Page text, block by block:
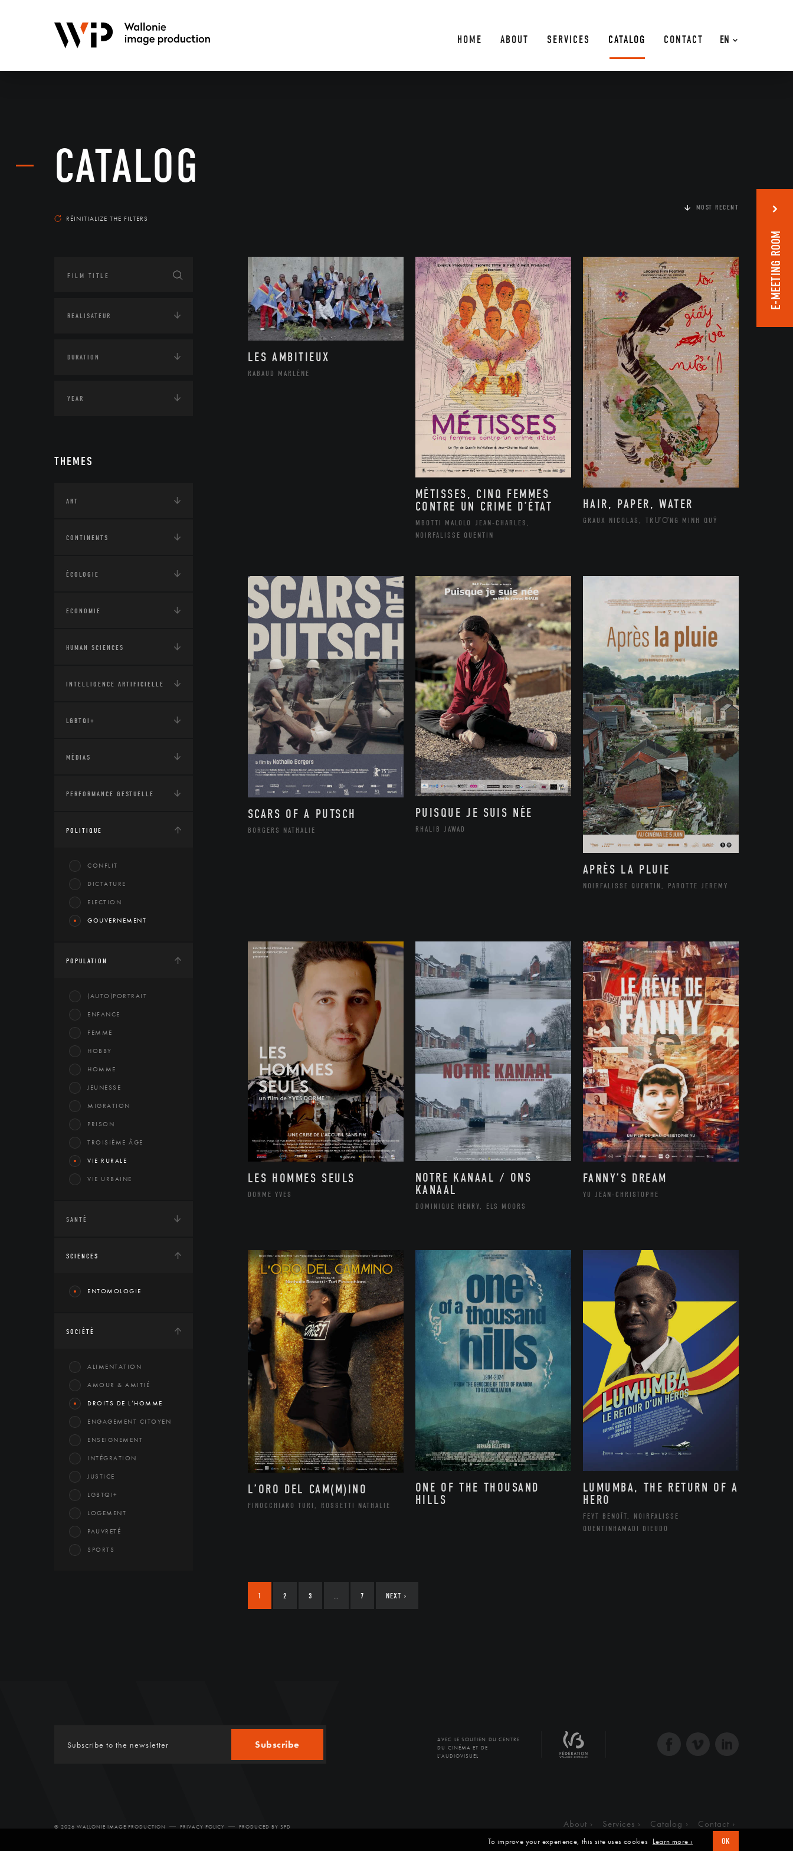
EN
HOME ABOUT SERVICES CATALOG CONTACT
CATALOG
RÉINITIALIZE THE FILTERS
THEMES
ART
CONTINENTS
ÉCOLOGIE
ECONOMIE
HUMAN SCIENCES
INTELLIGENCE ARTIFICIELLE
LGBTQI+
MÉDIAS
PERFORMANCE GESTUELLE
POLITIQUE
CONFLIT
DICTATURE
ELECTION
GOUVERNEMENT
POPULATION
(AUTO)PORTRAIT
ENFANCE
FEMME
HOBBY
HOMME
JEUNESSE
MIGRATION
PRISON
TROISIÈME ÂGE
VIE RURALE
VIE URBAINE
SANTÉ
SCIENCES
ENTOMOLOGIE
SOCIÉTÉ
ALIMENTATION
AMOUR & AMITIÉ
DROITS DE L’HOMME
ENGAGEMENT CITOYEN
ENSEIGNEMENT
INTÉGRATION
JUSTICE
LGBTQI+
LOGEMENT
PAUVRETÉ
SPORTS
MOST RECENT
LES AMBITIEUX
RABAUD MARLÈNE
MÉTISSES, CINQ FEMMES
CONTRE UN CRIME D’ÉTAT
MBOTTI MALOLO JEAN-CHARLES,
NOIRFALISSE QUENTIN
HAIR, PAPER, WATER
GRAUX NICOLAS, TRƯƠNG MINH QUÝ
SCARS OF A PUTSCH
BORGERS NATHALIE
PUISQUE JE SUIS NÉE
RHALIB JAWAD
APRÈS LA PLUIE
NOIRFALISSE QUENTIN, PAROTTE JEREMY
LES HOMMES SEULS
DORME YVES
NOTRE KANAAL / ONS
KANAAL
DOMINIQUE HENRY, ELS MOORS
FANNY’S DREAM
YU JEAN-CHRISTOPHE
L’ORO DEL CAM(M)INO
FINOCCHIARO TURI, ROSSETTI NATHALIE
ONE OF THE THOUSAND
HILLS
LUMUMBA, THE RETURN OF A
HERO
FEYT BENOÎT, NOIRFALISSE
QUENTINHAMADI DIEUDO
1 2 3 … 7 NEXT ›
Subscribe
AVEC LE SOUTIEN DU CENTRE
DU CINÉMA ET DE
L'AUDIOVISUEL
© 2026 WALLONIE IMAGE PRODUCTION PRIVACY POLICY PRODUCED BY SFD About Services Catalog Contact
E-MEETING ROOM
To improve your experience, this site uses cookies Learn more › OK